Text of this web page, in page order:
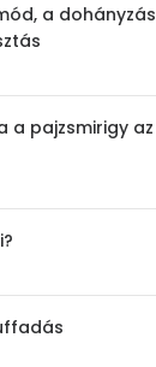
a dohányzás
a pajzsmirigy az